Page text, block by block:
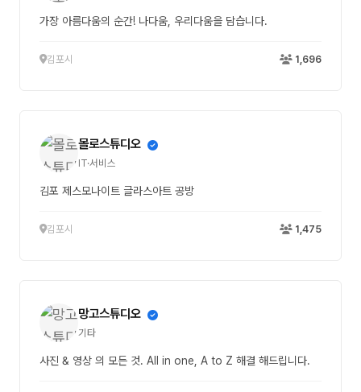
가장 아름다움의 순간! 나다움, 우리다움을 담습니다.
김포시 1,696
몰로스튜디오
IT·서비스
김포 제스모나이트 글라스아트 공방
김포시 1,475
망고스튜디오
기타
사진 & 영상 의 모든 것. All in one, A to Z 해결 해드립니다.